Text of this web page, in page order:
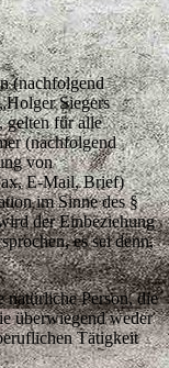
(nachfolgend
Siegers
gelten für alle
(nachfolgend
von
E-Mail, Brief)
im Sinne des §
der Einbeziehung
es sei denn,
Person, die
überwiegend weder
Tätigkeit